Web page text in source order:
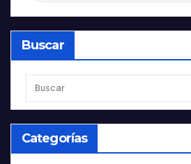
Buscar
Categorías